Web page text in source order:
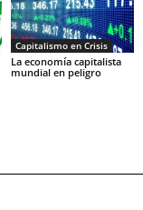
Capitalismo en Crisis
La economía capitalista
mundial en peligro